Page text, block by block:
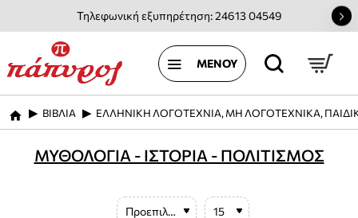
Τηλεφωνική εξυπηρέτηση: 24613 04549
home
ΒΙΒΛΙΑ ΕΛΛΗΝΙΚΗ ΛΟΓΟΤΕΧΝΙΑ, ΜΗ ΛΟΓΟΤΕΧΝΙΚΑ,
ΜΥΘΟΛΟΓΙΑ - ΙΣΤΟΡΙΑ - ΠΟΛΙΤΙΣΜΟΣ